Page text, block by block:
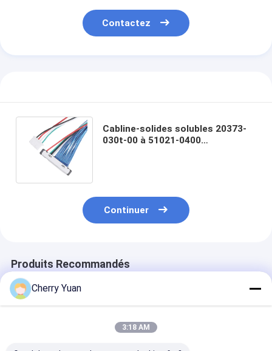
Contactez
Cabline-solides solubles 20373-
030t-00 à 51021-0400
Continuer
Produits Recommandés
Cherry Yuan
3:18 AM